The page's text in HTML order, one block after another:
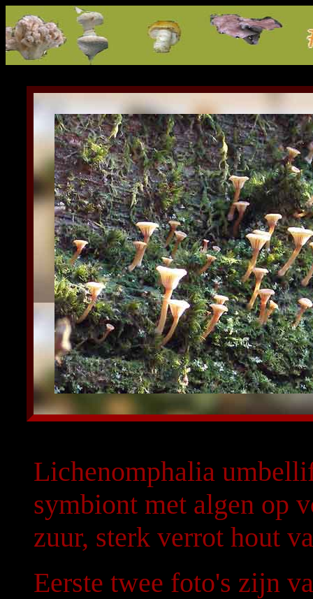
Lichenomphalia
symbiont met algen op
zuur, sterk verrot hout
Eerste twee foto's zijn